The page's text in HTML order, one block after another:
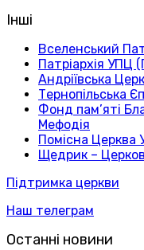
Інші
Вселенський
Патріархія УПЦ
Андріївська
Тернопільська
Фонд пам’яті
Мефодія
Помісна Церква
Щедрик –
Підтримка церкви
Наш телеграм
Останні новини